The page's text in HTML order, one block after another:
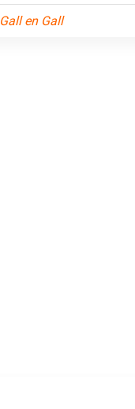
Gall en Gall